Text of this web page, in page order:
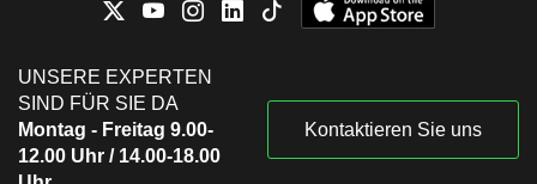
UNSERE EXPERTEN
SIND FÜR SIE DA
Montag - Freitag 9.00-
12.00 Uhr / 14.00-18.00
Kontaktieren Sie uns